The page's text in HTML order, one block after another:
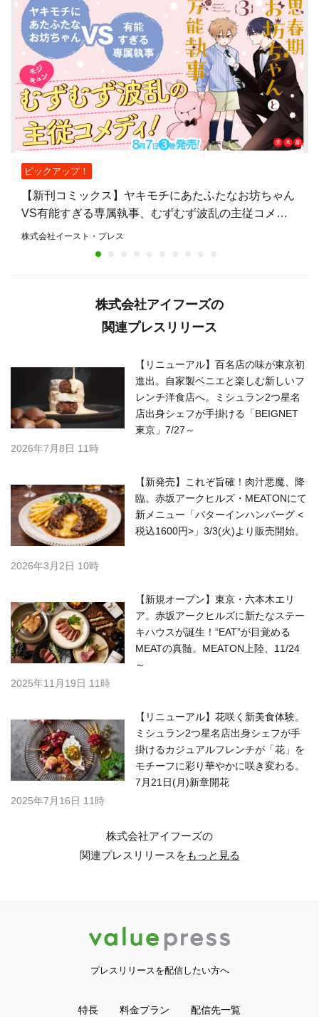
ピックアップ！
【新刊コミックス】ヤキモチにあたふたなお坊ちゃん
VS有能すぎる専属執事、むずむず波乱の主従コメデ
ィ『思春期お坊ちゃんと万能執事』第3巻、8月7日発
株式会社イースト・プレス
株式会社アイフーズの
関連プレスリリース
【リニューアル】百名店の味が東京初
進出。自家製ベニエと楽しむ新しいフ
レンチ洋食店へ。ミシュラン2つ星名
店出身シェフが手掛ける「BEIGNET
東京」7/27～
2026年7月8日 11時
【新発売】これぞ旨確！肉汁悪魔、降
臨。赤坂アークヒルズ・MEATONにて
新メニュー「バターインハンバーグ <
税込1600円>」3/3(火)より販売開始。
2026年3月2日 10時
【新規オープン】東京・六本木エリ
ア。赤坂アークヒルズに新たなステー
キハウスが誕生！“EAT”が目覚める
MEATの真髄。MEATON上陸、11/24
～
2025年11月19日 11時
【リニューアル】花咲く新美食体験。
ミシュラン2つ星名店出身シェフが手
掛けるカジュアルフレンチが「花」を
モチーフに彩り華やかに咲き変わる。
7月21日(月)新章開花
2025年7月16日 11時
株式会社アイフーズの
関連プレスリリースをもっと見る
プレスリリースを配信したい方へ
特長 料金プラン 配信先一覧